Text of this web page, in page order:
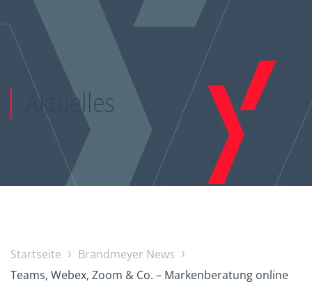
Aktuelles
Startseite
Brandmeyer News
Teams, Webex, Zoom & Co. – Markenberatung online